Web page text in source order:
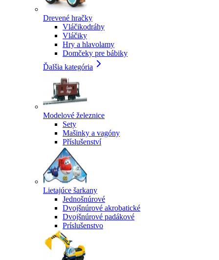
Drevené hračky
Vláčikodráhy
Vláčiky
Hry a hlavolamy
Domčeky pre bábiky
Ďalšia kategória
Modelové železnice
Sety
Mašinky a vagóny
Příslušenství
Lietajúce šarkany
Jednošnúrové
Dvojšnúrové akrobatické
Dvojšnúrové padákové
Príslušenstvo